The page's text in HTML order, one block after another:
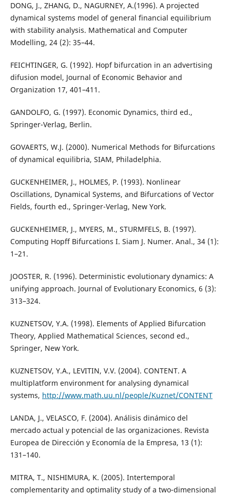
DONG, J., ZHANG, D., NAGURNEY, A.(1996). A projected
dynamical systems model of general financial equilibrium
with stability analysis. Mathematical and Computer
Modelling, 24 (2): 35–44.
FEICHTINGER, G. (1992). Hopf bifurcation in an advertising
difusion model, Journal of Economic Behavior and
Organization 17, 401–411.
GANDOLFO, G. (1997). Economic Dynamics, third ed.,
Springer-Verlag, Berlin.
GOVAERTS, W.J. (2000). Numerical Methods for Bifurcations
of dynamical equilibria, SIAM, Philadelphia.
GUCKENHEIMER, J., HOLMES, P. (1993). Nonlinear
Oscillations, Dynamical Systems, and Bifurcations of Vector
Fields, fourth ed., Springer-Verlag, New York.
GUCKENHEIMER, J., MYERS, M., STURMFELS, B. (1997).
Computing Hopff Bifurcations I. Siam J. Numer. Anal., 34 (1):
1–21.
JOOSTER, R. (1996). Deterministic evolutionary dynamics: A
unifying approach. Journal of Evolutionary Economics, 6 (3):
313–324.
KUZNETSOV, Y.A. (1998). Elements of Applied Bifurcation
Theory, Applied Mathematical Sciences, second ed.,
Springer, New York.
KUZNETSOV, Y.A., LEVITIN, V.V. (2004). CONTENT. A
multiplatform environment for analysing dynamical
systems, http://www.math.uu.nl/people/Kuznet/CONTENT
LANDA, J., VELASCO, F. (2004). Análisis dinámico del
mercado actual y potencial de las organizaciones. Revista
Europea de Dirección y Economía de la Empresa, 13 (1):
131–140.
MITRA, T., NISHIMURA, K. (2005). Intertemporal
complementarity and optimality study of a two-dimensional